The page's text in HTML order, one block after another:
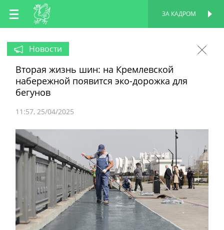
RU
EN
ЗА КАДРОМ
Новости
Вторая жизнь шин: на Кремлевской
набережной появится эко-дорожка для
бегунов
11:57 25/04/2025
ПЕРСОНАЛЬНАЯ